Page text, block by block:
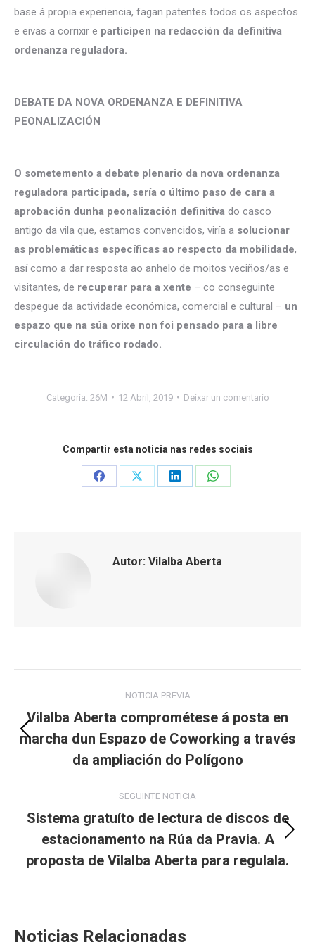
base á propia experiencia, fagan patentes todos os aspectos
e eivas a corrixir e participen na redacción da definitiva
ordenanza reguladora.
DEBATE DA NOVA ORDENANZA E DEFINITIVA
PEONALIZACIÓN
O sometemento a debate plenario da nova ordenanza
reguladora participada, sería o último paso de cara a
aprobación dunha peonalización definitiva do casco
antigo da vila que, estamos convencidos, viría a solucionar
as problemáticas específicas ao respecto da mobilidade,
así como a dar resposta ao anhelo de moitos veciños/as e
visitantes, de recuperar para a xente – co conseguinte
despegue da actividade económica, comercial e cultural – un
espazo que na súa orixe non foi pensado para a libre
circulación do tráfico rodado.
Categoría: 26M 12 Abril, 2019 Deixar un comentario
Compartir esta noticia nas redes sociais
Share
Share
Share
Share
Autor: Vilalba Aberta
navigation
NOTICIA PREVIA
Previous
post:
Vilalba Aberta comprométese á posta en
marcha dun Espazo de Coworking a través
da ampliación do Polígono
SEGUINTE NOTICIA
Next
post:
Sistema gratuíto de lectura de discos de
estacionamento na Rúa da Pravia. A
proposta de Vilalba Aberta para regulala.
Noticias Relacionadas